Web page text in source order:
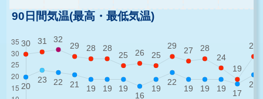
90日間気温(最高・最低気温)